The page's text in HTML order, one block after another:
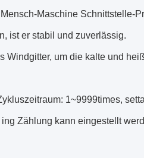
Maschine Schnittstelle-
ist er stabil und zuverlässig.
Windgitter, um die kalte und
1~9999times,
Zählung kann eingestellt